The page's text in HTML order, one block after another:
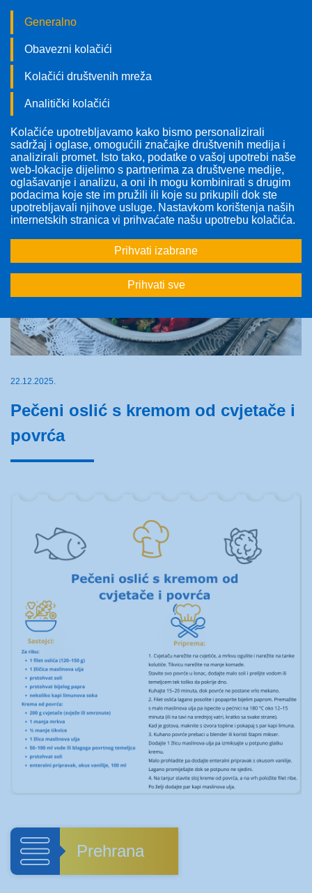
Pratite nas!
22.12.2025.
Pečeni oslić s kremom od cvjetače i
povrća
Prehrana
Generalno
Obavezni kolačići
Kolačići društvenih mreža
Analitički kolačići
Kolačiće upotrebljavamo kako bismo personalizirali
sadržaj i oglase, omogućili značajke društvenih medija i
analizirali promet. Isto tako, podatke o vašoj upotrebi naše
web-lokacije dijelimo s partnerima za društvene medije,
oglašavanje i analizu, a oni ih mogu kombinirati s drugim
podacima koje ste im pružili ili koje su prikupili dok ste
upotrebljavali njihove usluge. Nastavkom korištenja naših
internetskih stranica vi prihvaćate našu upotrebu kolačića.
Prihvati izabrane
Prihvati sve